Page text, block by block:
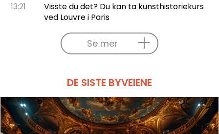
13:21
Visste du det? Du kan ta kunsthistoriekurs
ved Louvre i Paris
Se mer
DE SISTE BYVEIENE